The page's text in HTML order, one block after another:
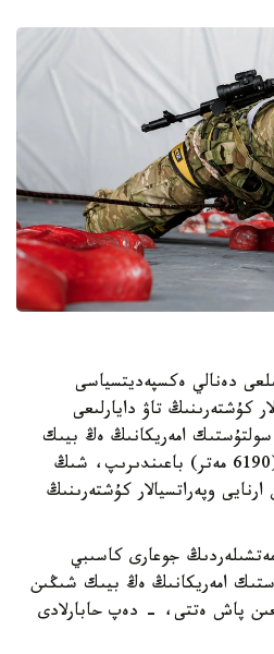
دەنالي ەكسپەديتسياسى
كۇشتەرىنىڭ تاۋ دايارلىعى
سولتۇستىك امەريكانىڭ ەڭ بيىك
نۇكتەسى - دەنالي شىڭىن (6190 مەتر) باعىندىرىپ، شىڭ
وپەراتسيالار كۇشتەرىنىڭ
جوعارى كاسىبي
امەريكانىڭ ەڭ بيىك شىڭىن
پاش ەتتى، - دەپ حابارلادى